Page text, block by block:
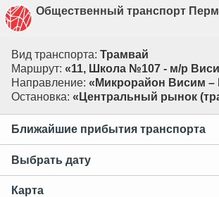
Общественный транспорт
Вид транспорта: Трамвай
Маршрут: «11, Школа №107 - м/р
Направление: «Микрорайон Висим
Остановка: «Центральный рынок
Ближайшие прибытия транспорта
Выбрать дату
Карта